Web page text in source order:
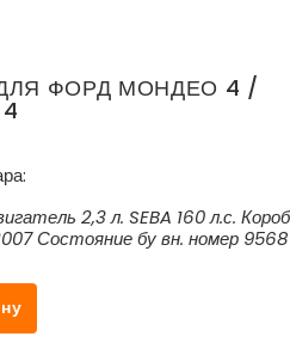
ФОРД МОНДЕО 4 /
2,3 л. SEBA 160 л.с.
Состояние бу вн. номер 9568